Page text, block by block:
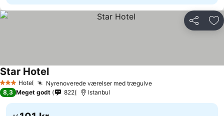
Del
3 StjernerHotel Nyrenoverede værelser med trægulveSe priser
Star HotelSe priser
8,3 Meget godt 822 Istanbul